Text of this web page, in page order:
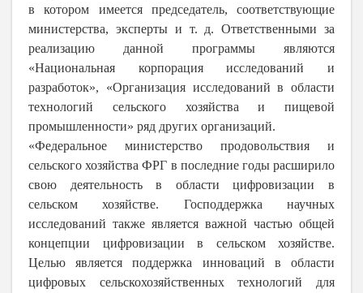
в котором имеется председатель, соответствующие
министерства, эксперты и т. д. Ответственными за
реализацию данной программы являются
«Национальная корпорация исследований и
разработок», «Организация исследований в области
технологий сельского хозяйства и пищевой
промышленности» ряд других организаций.
«Федеральное министерство продовольствия и
сельского хозяйства ФРГ в последние годы расширило
свою деятельность в области цифровизации в
сельском хозяйстве. Господдержка научных
исследований также является важной частью общей
концепции цифровизации в сельском хозяйстве.
Целью является поддержка инноваций в области
цифровых сельскохозяйственных технологий для